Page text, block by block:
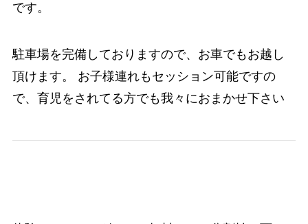
です。
駐車場を完備しておりますので、お車でもお越し
頂けます。 お子様連れもセッション可能ですの
で、育児をされてる方でも我々におまかせ下さい